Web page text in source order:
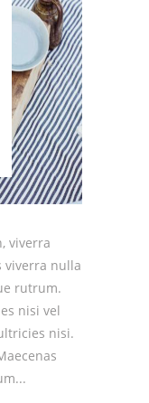
viverra
viverra nulla
rutrum.
nisi vel
nisi.